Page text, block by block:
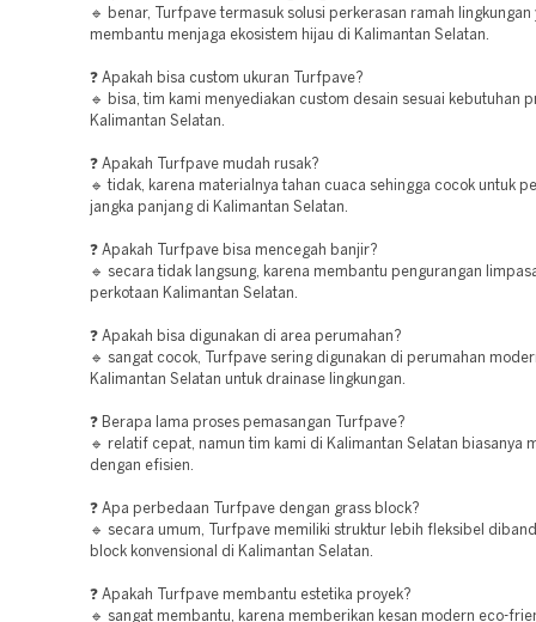
🔹 benar, Turfpave termasuk solusi perkerasan ramah lingkungan
membantu menjaga ekosistem hijau di Kalimantan Selatan.
❓ Apakah bisa custom ukuran Turfpave?
🔹 bisa, tim kami menyediakan custom desain sesuai kebutuhan
Kalimantan Selatan.
❓ Apakah Turfpave mudah rusak?
🔹 tidak, karena materialnya tahan cuaca sehingga cocok untuk
jangka panjang di Kalimantan Selatan.
❓ Apakah Turfpave bisa mencegah banjir?
🔹 secara tidak langsung, karena membantu pengurangan
perkotaan Kalimantan Selatan.
❓ Apakah bisa digunakan di area perumahan?
🔹 sangat cocok, Turfpave sering digunakan di perumahan
Kalimantan Selatan untuk drainase lingkungan.
❓ Berapa lama proses pemasangan Turfpave?
🔹 relatif cepat, namun tim kami di Kalimantan Selatan biasanya
dengan efisien.
❓ Apa perbedaan Turfpave dengan grass block?
🔹 secara umum, Turfpave memiliki struktur lebih fleksibel
block konvensional di Kalimantan Selatan.
❓ Apakah Turfpave membantu estetika proyek?
🔹 sangat membantu, karena memberikan kesan modern eco-